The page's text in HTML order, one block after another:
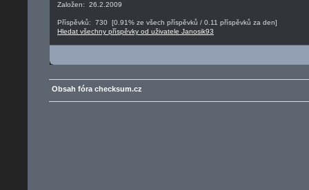
Založen: 26.2.2009
Příspěvků: 730 [0.91% ze všech příspěvků / 0.11 příspěvků za den]
Hledat všechny příspěvky od uživatele Janosik93
Obsah fóra checksum.cz